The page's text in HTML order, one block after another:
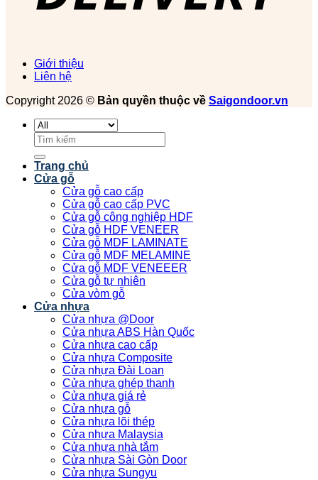
Giới thiệu
Liên hệ
Copyright 2026 © Bản quyền thuộc về Saigondoor.vn
Tìm
kiếm:
Trang chủ
Cửa gỗ
Cửa gỗ cao cấp
Cửa gỗ cao cấp PVC
Cửa gỗ công nghiệp HDF
Cửa gỗ HDF VENEER
Cửa gỗ MDF LAMINATE
Cửa gỗ MDF MELAMINE
Cửa gỗ MDF VENEEER
Cửa gỗ tự nhiên
Cửa vòm gỗ
Cửa nhựa
Cửa nhựa @Door
Cửa nhựa ABS Hàn Quốc
Cửa nhựa cao cấp
Cửa nhựa Composite
Cửa nhựa Đài Loan
Cửa nhựa ghép thanh
Cửa nhựa giá rẻ
Cửa nhựa gỗ
Cửa nhựa lõi thép
Cửa nhựa Malaysia
Cửa nhựa nhà tắm
Cửa nhựa Sài Gòn Door
Cửa nhựa Sungyu